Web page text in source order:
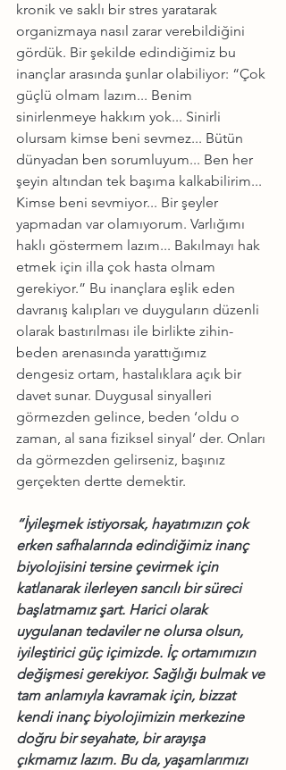
kronik ve saklı bir stres yaratarak
organizmaya nasıl zarar verebildiğini
gördük. Bir şekilde edindiğimiz bu
inançlar arasında şunlar olabiliyor: “Çok
güçlü olmam lazım... Benim
sinirlenmeye hakkım yok... Sinirli
olursam kimse beni sevmez... Bütün
dünyadan ben sorumluyum... Ben her
şeyin altından tek başıma kalkabilirim...
Kimse beni sevmiyor... Bir şeyler
yapmadan var olamıyorum. Varlığımı
haklı göstermem lazım... Bakılmayı hak
etmek için illa çok hasta olmam
gerekiyor.” Bu inançlara eşlik eden
davranış kalıpları ve duyguların düzenli
olarak bastırılması ile birlikte zihin-
beden arenasında yarattığımız
dengesiz ortam, hastalıklara açık bir
davet sunar. Duygusal sinyalleri
görmezden gelince, beden ‘oldu o
zaman, al sana fiziksel sinyal’ der. Onları
da görmezden gelirseniz, başınız
gerçekten dertte demektir.
“İyileşmek istiyorsak, hayatımızın çok
erken safhalarında edindiğimiz inanç
biyolojisini tersine çevirmek için
katlanarak ilerleyen sancılı bir süreci
başlatmamız şart. Harici olarak
uygulanan tedaviler ne olursa olsun,
iyileştirici güç içimizde. İç ortamımızın
değişmesi gerekiyor. Sağlığı bulmak ve
tam anlamıyla kavramak için, bizzat
kendi inanç biyolojimizin merkezine
doğru bir seyahate, bir arayışa
çıkmamız lazım. Bu da, yaşamlarımızı